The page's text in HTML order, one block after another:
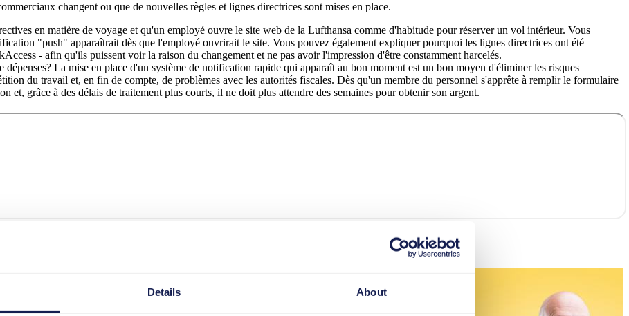
Details About
changent ou que de nouvelles règles et lignes directrices sont mises en place.
en matière de voyage et qu'un employé ouvre le site web de la Lufthansa comme d'habitude pour réserver un vol intérieur. Vous
"push" apparaîtrait dès que l'employé ouvrirait le site. Vous pouvez également expliquer pourquoi les lignes directrices ont été
- afin qu'ils puissent voir la raison du changement et ne pas avoir l'impression d'être constamment harcelés.
La mise en place d'un système de notification rapide qui apparaît au bon moment est un bon moyen d'éliminer les risques
du travail et, en fin de compte, de problèmes avec les autorités fiscales. Dès qu'un membre du personnel s'apprête à remplir le formulaire
grâce à des délais de traitement plus courts, il ne doit plus attendre des semaines pour obtenir son argent.
l'adoption par les utilisateurs dans le cas des logiciels en tant que
fonctions et des changements de processus, qui surviennent
pas les suivre.